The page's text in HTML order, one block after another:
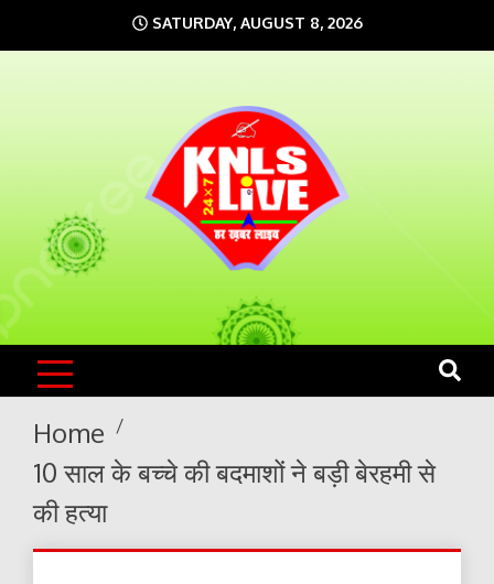
to
SATURDAY, AUGUST 8, 2026
KNLS LIVE
India`s No.1 News Portal
Home
10 साल के बच्चे की बदमाशों ने बड़ी बेरहमी से
की हत्या